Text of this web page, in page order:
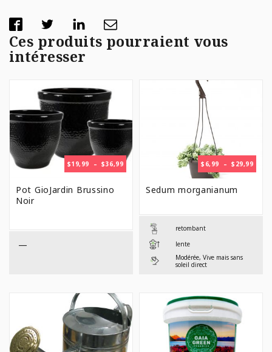
Ces produits pourraient vous
intéresser
$19,99 – $36,99PLAGE
DE
Pot GioJardin Brussino
Noir
—
$ 6,99 – $ 29,99
DE
Sedum morganianum
retombant
lente
Modérée, Vive mais sans
soleil direct